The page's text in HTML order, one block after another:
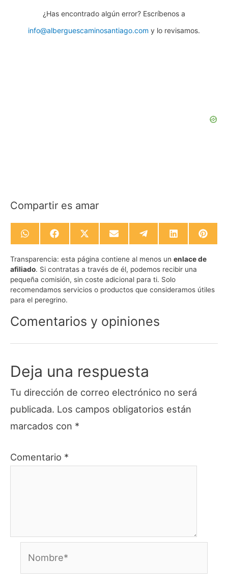
¿Has encontrado algún error? Escríbenos a
info@alberguescaminosantiago.com y lo revisamos.
Compartir es amar
Compartir
en
WhatsApp
Compartir
en
Facebook
Compartir
en
X
(Twitter)
Compartir
en
Email
Compartir
en
Telegram
Compartir
en
LinkedIn
en
Transparencia: esta página contiene al menos un enlace de
afiliado. Si contratas a través de él, podemos recibir una
pequeña comisión, sin coste adicional para ti. Solo
recomendamos servicios o productos que consideramos útiles
para el peregrino.
Comentarios y opiniones
Deja una respuesta
Tu dirección de correo electrónico no será
publicada. Los campos obligatorios están
marcados con *
Comentario *